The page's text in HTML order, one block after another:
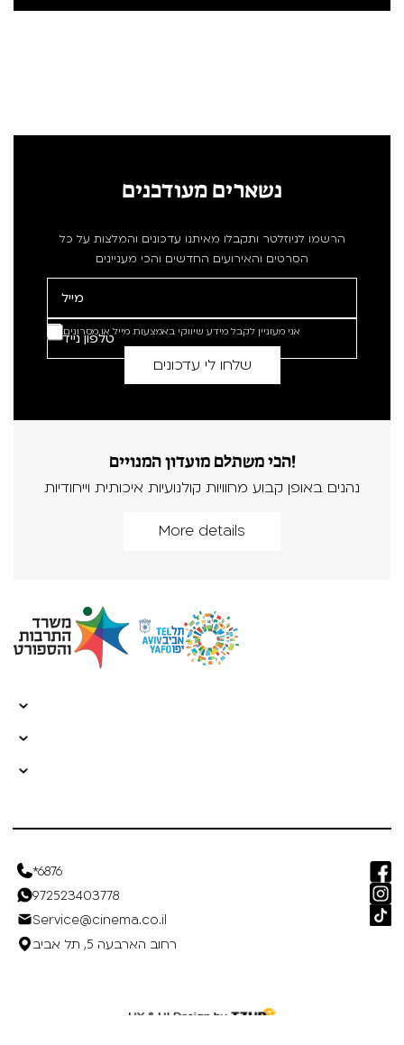
נשארים מעודכנים
הרשמו לניוזלטר ותקבלו מאיתנו עדכונים והמלצות על כל
הסרטים והאירועים החדשים והכי מעניינים
אני מעוניין לקבל מידע שיווקי באמצעות מייל או מסרונים
הכי משתלם מועדון המנויים!
נהנים באופן קבוע מחוויות קולנועיות איכותית וייחודיות
More details
*6876
972523403778
Service@cinema.co.il
רחוב הארבעה 5, תל אביב